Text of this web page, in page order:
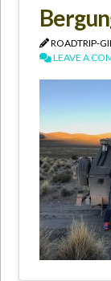
ROADTRIP-
LEAVE A